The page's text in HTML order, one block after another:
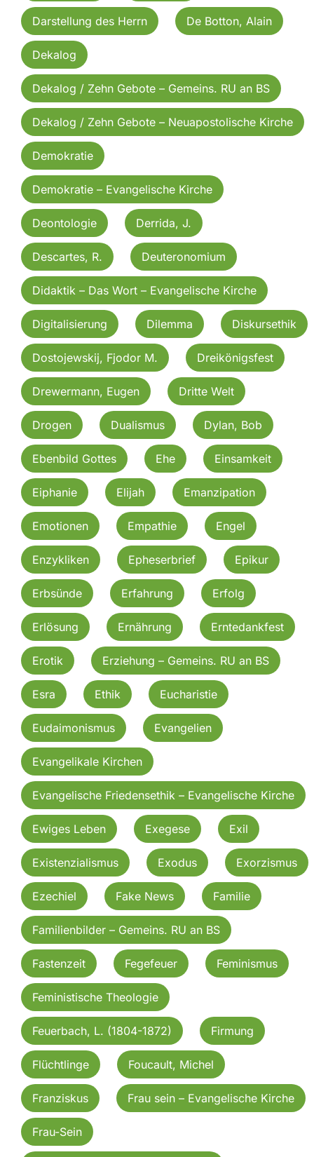
Darstellung des Herrn De Botton, Alain
Dekalog
Dekalog / Zehn Gebote – Gemeins. RU an BS
Dekalog / Zehn Gebote – Neuapostolische Kirche
Demokratie
Demokratie – Evangelische Kirche
Deontologie Derrida, J.
Descartes, R. Deuteronomium
Didaktik – Das Wort – Evangelische Kirche
Digitalisierung Dilemma Diskursethik
Dostojewskij, Fjodor M. Dreikönigsfest
Drewermann, Eugen Dritte Welt
Drogen Dualismus Dylan, Bob
Ebenbild Gottes Ehe Einsamkeit
Eiphanie Elijah Emanzipation
Emotionen Empathie Engel
Enzykliken Epheserbrief Epikur
Erbsünde Erfahrung Erfolg
Erlösung Ernährung Erntedankfest
Erotik Erziehung – Gemeins. RU an BS
Esra Ethik Eucharistie
Eudaimonismus Evangelien
Evangelikale Kirchen
Evangelische Friedensethik – Evangelische Kirche
Ewiges Leben Exegese Exil
Existenzialismus Exodus Exorzismus
Ezechiel Fake News Familie
Familienbilder – Gemeins. RU an BS
Fastenzeit Fegefeuer Feminismus
Feministische Theologie
Feuerbach, L. (1804-1872) Firmung
Flüchtlinge Foucault, Michel
Franziskus Frau sein – Evangelische Kirche
Frau-Sein